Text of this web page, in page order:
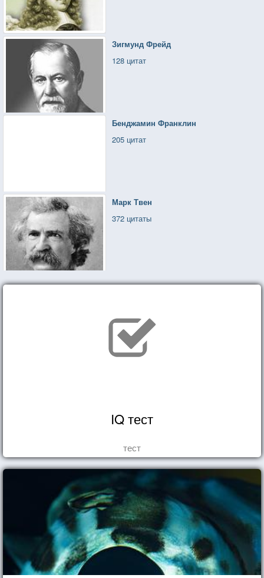
Зигмунд Фрейд
128 цитат
Бенджамин Франклин
205 цитат
Марк Твен
372 цитаты
IQ тест
тест